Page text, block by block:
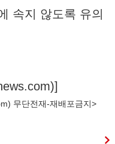
속지 않도록 유의
)]
) 무단전재-재배포금지>